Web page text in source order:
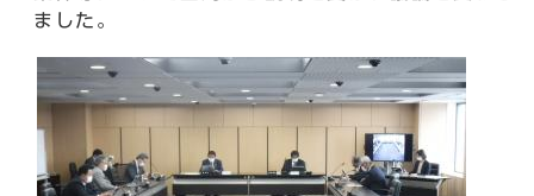
ました。